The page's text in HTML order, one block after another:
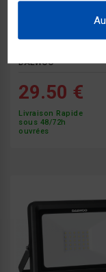
Ajouter au
Projecteur LED 30 W
DAEWOO
29.50 €
Livraison Rapide
sous 48/72h
ouvrées